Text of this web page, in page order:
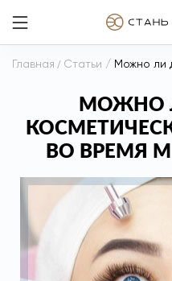
Главная / Статьи / Можно ли
МОЖНО
ВО ВРЕМЯ